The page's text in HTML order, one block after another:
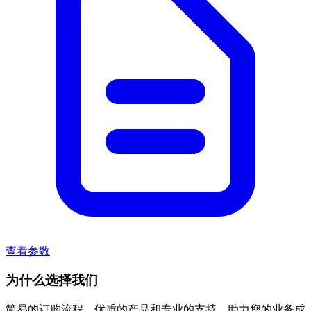
查看参数
为什么选择我们